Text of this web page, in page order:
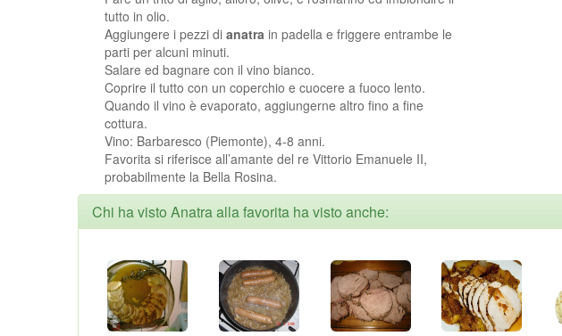
tutto in olio.
Aggiungere i pezzi di anatra in padella e friggere entrambe le
parti per alcuni minuti.
Salare ed bagnare con il vino bianco.
Coprire il tutto con un coperchio e cuocere a fuoco lento.
Quando il vino è evaporato, aggiungerne altro fino a fine
cottura.
Vino: Barbaresco (Piemonte), 4-8 anni.
Favorita si riferisce all’amante del re Vittorio Emanuele II,
probabilmente la Bella Rosina.
Chi ha visto Anatra alla favorita ha visto anche: